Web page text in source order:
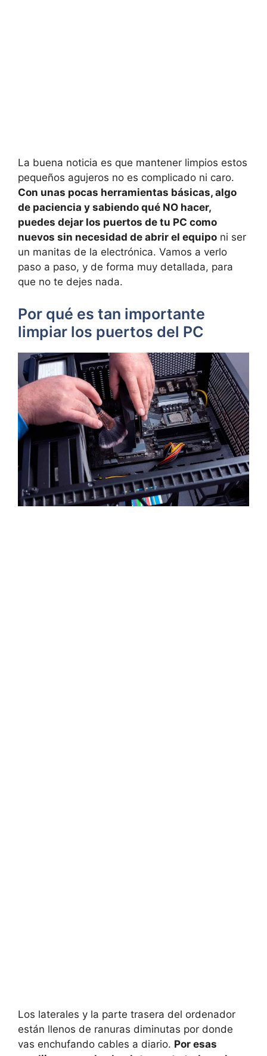
La buena noticia es que mantener limpios estos
pequeños agujeros no es complicado ni caro.
Con unas pocas herramientas básicas, algo
de paciencia y sabiendo qué NO hacer,
puedes dejar los puertos de tu PC como
nuevos sin necesidad de abrir el equipo ni ser
un manitas de la electrónica. Vamos a verlo
paso a paso, y de forma muy detallada, para
que no te dejes nada.
Por qué es tan importante
limpiar los puertos del PC
Los laterales y la parte trasera del ordenador
están llenos de ranuras diminutas por donde
vas enchufando cables a diario. Por esas